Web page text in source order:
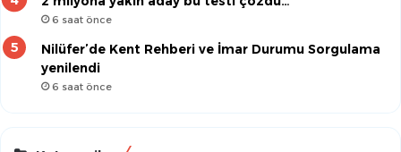
6 saat önce
Nilüfer’de Kent Rehberi ve İmar Durumu Sorgulama
yenilendi
6 saat önce